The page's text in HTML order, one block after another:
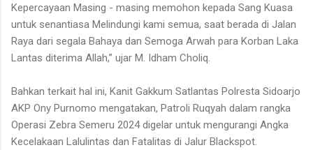
Kepercayaan Masing - masing memohon kepada Sang Kuasa
untuk senantiasa Melindungi kami semua, saat berada di Jalan
Raya dari segala Bahaya dan Semoga Arwah para Korban Laka
Lantas diterima Allah,” ujar M. Idham Choliq.
Bahkan terkait hal ini, Kanit Gakkum Satlantas Polresta Sidoarjo
AKP Ony Purnomo mengatakan, Patroli Ruqyah dalam rangka
Operasi Zebra Semeru 2024 digelar untuk mengurangi Angka
Kecelakaan Lalulintas dan Fatalitas di Jalur Blackspot.